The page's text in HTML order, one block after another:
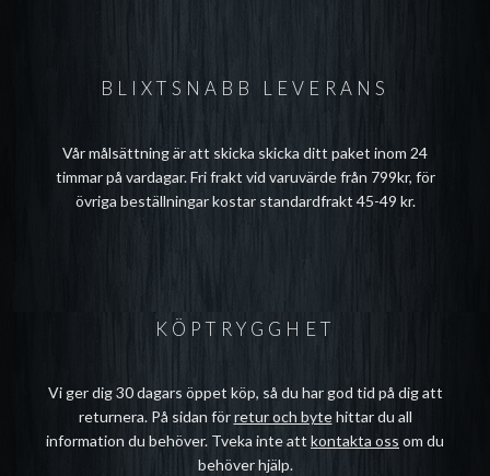
BLIXTSNABB LEVERANS
Vår målsättning är att skicka skicka ditt paket inom 24
timmar på vardagar. Fri frakt vid varuvärde från 799kr, för
övriga beställningar kostar standardfrakt 45-49 kr.
KÖPTRYGGHET
Vi ger dig 30 dagars öppet köp, så du har god tid på dig att
returnera. På sidan förretur och bytehittar du all
information du behöver. Tveka inte att kontakta oss om du
behöver hjälp.